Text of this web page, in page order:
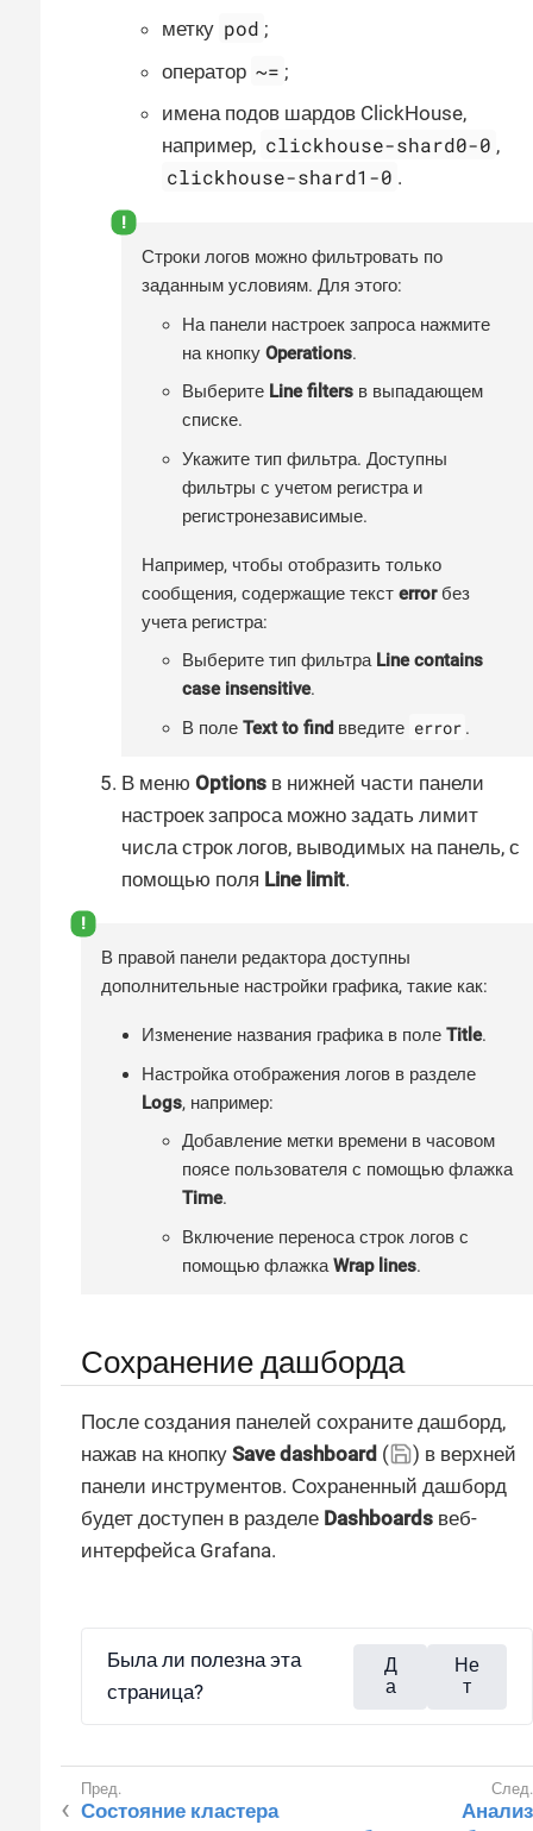
метку pod ;
оператор ~= ;
имена подов шардов ClickHouse,
например, clickhouse-shard0-0 ,
clickhouse-shard1-0 .
Строки логов можно фильтровать по
заданным условиям. Для этого:
На панели настроек запроса нажмите
на кнопку Operations.
Выберите Line filters в выпадающем
списке.
Укажите тип фильтра. Доступны
фильтры с учетом регистра и
регистронезависимые.
Например, чтобы отобразить только
сообщения, содержащие текст errorбез
учета регистра:
Выберите тип фильтра Line contains
case insensitive.
В поле Text to find введите error .
В меню Options в нижней части панели
настроек запроса можно задать лимит
числа строк логов, выводимых на панель, с
помощью поля Line limit.
В правой панели редактора доступны
дополнительные настройки графика, такие как:
Изменение названия графика в поле Title.
Настройка отображения логов в разделе
Logs, например:
Добавление метки времени в часовом
поясе пользователя с помощью флажка
Time.
Включение переноса строк логов с
помощью флажкаWrap lines.
Сохранение дашборда
После создания панелей сохраните дашборд,
нажав на кнопку Save dashboard (
) в верхней
панели инструментов. Сохраненный дашборд
будет доступен в разделе Dashboards веб-
интерфейса Grafana.
Была ли полезна эта
страница?
Д
а
Не
т
Состояние кластера
Анализ